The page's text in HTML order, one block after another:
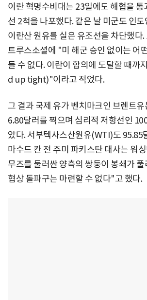
이란 혁명수비대는 23일에도 해협을
선 2척을 나포했다. 같은 날 미군도 인
이란산 원유를 실은 유조선을 차단했다
트루스소셜에 "미 해군 승인 없이는 어
들 수 없다. 이란이 합의에 도달할 때까
d up tight)"이라고 적었다.
그 결과 국제 유가 벤치마크인 브렌트
6.80달러를 찍으며 심리적 저항선인
았다. 서부텍사스산원유(WTI)도 95.85
마수드 칸 전 주미 파키스탄 대사는 워
무즈를 둘러싼 양측의 쌍둥이 봉쇄가
협상 돌파구는 마련할 수 없다"고 했다.